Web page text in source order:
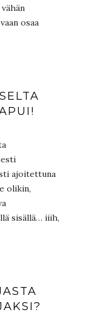
osaa
ajoitettuna
olikin,
sisällä… iiih,